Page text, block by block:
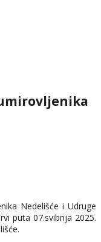
Nedelišće i Udruge
puta 07.svibnja 2025.